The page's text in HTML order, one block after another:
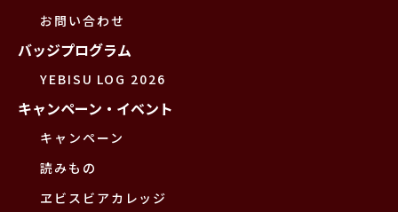
お問い合わせ
バッジプログラム
YEBISU LOG 2026
キャンペーン・イベント
キャンペーン
読みもの
ヱビスビアカレッジ